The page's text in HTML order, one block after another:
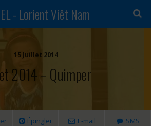
- Lorient Viêt Nam
15 Juillet 2014
2014 – Quimper
Épingler E-mail SMS